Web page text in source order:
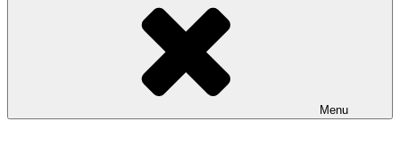
Menu